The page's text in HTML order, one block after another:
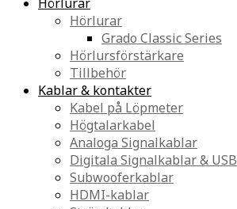
Hörlurar
Grado Classic Series
Hörlursförstärkare
Tillbehör
Kablar & kontakter
Kabel på Löpmeter
Högtalarkabel
Analoga Signalkablar
Digitala Signalkablar & USB
Subwooferkablar
HDMI-kablar